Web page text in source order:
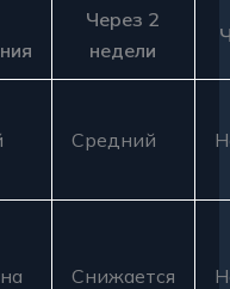
Через 2
недели
Средний
Снижается